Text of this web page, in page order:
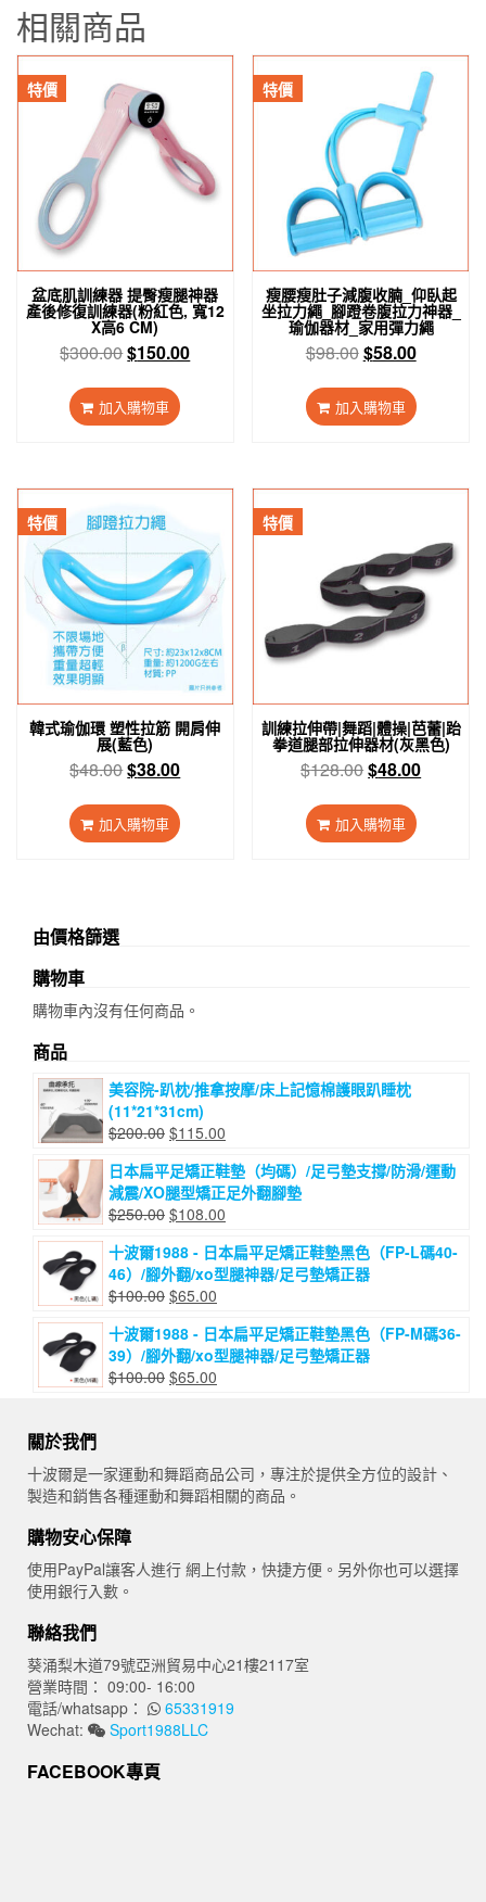
相關商品
特價
盆底肌訓練器 提臀瘦腿神器
產後修復訓練器(粉紅色, 寬12
X高6 CM)
$300.00原
價
格：
$150.00目
加入購物車
特價
瘦腰瘦肚子減腹收腩_仰臥起
坐拉力繩_腳蹬卷腹拉力神器_
瑜伽器材_家用彈力繩
$98.00原
價
格：
$58.00目
價
格：
加入購物車
特價
韓式瑜伽環 塑性拉筋 開肩伸
展(藍色)
$48.00原
價
格：
$38.00目
價
加入購物車
特價
訓練拉伸帶|舞蹈|體操|芭蕾|跆
拳道腿部拉伸器材(灰黑色)
$128.00原
價
格：
$48.00目
加入購物車
由價格篩選
購物車
購物車內沒有任何商品。
商品
美容院-趴枕/推拿按摩/床上記憶棉護眼趴睡枕
(11*21*31cm)
$200.00 原
價
格：
$200.00。
$115.00
價
格：
$115.00。
日本扁平足矯正鞋墊（均碼）/足弓墊支撐/防滑/運動
減震/XO腿型矯正足外翻腳墊
$250.00 原
價
格：
$250.00。
$108.00
價
格：
十波爾1988 - 日本扁平足矯正鞋墊黑色（FP-L碼40-
46）/腳外翻/xo型腿神器/足弓墊矯正器
$100.00 原
價
格：
$100.00。
$65.00
價
格：
$65.00。
十波爾1988 - 日本扁平足矯正鞋墊黑色（FP-M碼36-
39）/腳外翻/xo型腿神器/足弓墊矯正器
$100.00 原
$100.00。
$65.00
$65.00。
關於我們
十波爾是一家運動和舞蹈商品公司，專注於提供全方位的設計、
製造和銷售各種運動和舞蹈相關的商品。
購物安心保障
使用PayPal讓客人進行 網上付款，快捷方便。另外你也可以選擇
使用銀行入數。
聯絡我們
葵涌梨木道79號亞洲貿易中心21樓2117室
營業時間： 09:00- 16:00
電話/whatsapp：
65331919
Wechat:
Sport1988LLC
FACEBOOK專頁